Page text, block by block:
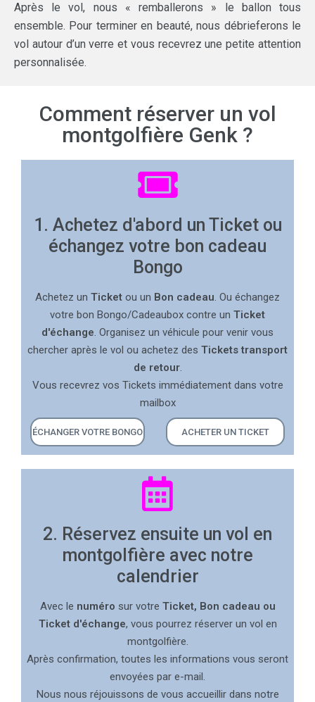
Après le vol, nous « remballerons » le ballon tous
ensemble. Pour terminer en beauté, nous débrieferons le
vol autour d’un verre et vous recevrez une petite attention
personnalisée.
Comment réserver un vol
montgolfière Genk ?
1. Achetez d'abord un Ticket ou
échangez votre bon cadeau
Bongo
Achetez un Ticket ou un Bon cadeau. Ou échangez
votre bon Bongo/Cadeaubox contre un Ticket
d'échange. Organisez un véhicule pour venir vous
chercher après le vol ou achetez des Tickets transport
de retour.
Vous recevrez vos Tickets immédiatement dans votre
mailbox
ÉCHANGER VOTRE BONGO ACHETER UN TICKET
2. Réservez ensuite un vol en
montgolfière avec notre
calendrier
Avec le numéro sur votre Ticket, Bon cadeau ou
Ticket d'échange, vous pourrez réserver un vol en
montgolfière.
Après confirmation, toutes les informations vous seront
envoyées par e-mail.
Nous nous réjouissons de vous accueillir dans notre